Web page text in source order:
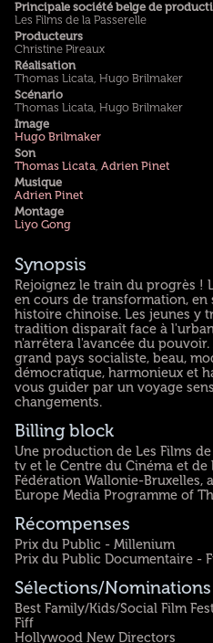
Principale société belge de
Les Films de la Passerelle
Producteurs
Christine Pireaux
Réalisation
Thomas Licata, Hugo Brilmaker
Scénario
Thomas Licata, Hugo Brilmaker
Image
Hugo Brilmaker
Son
Thomas Licata, Adrien Pinet
Musique
Adrien Pinet
Montage
Liyo Gong
Synopsis
Rejoignez le train du progrès !
en cours de transformation,
histoire chinoise. Les jeunes y
tradition disparaît face à
n'arrêtera l'avancée du
grand pays socialiste, beau,
démocratique, harmonieux et
vous guider par un voyage
changements.
Billing block
Une production de Les Films
tv et le Centre du Cinéma et
Fédération Wallonie-Bruxelles,
Europe Media Programme of
Récompenses
Prix du Public - Millenium
Prix du Public Documentaire -
Sélections/Nominations
Best Family/Kids/Social Film
Fiff
Hollywood New Directors